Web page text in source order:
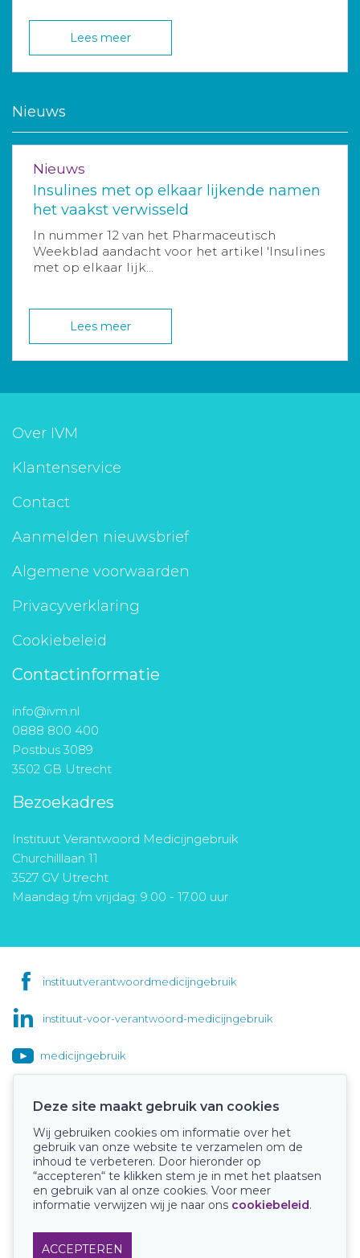
Lees meer
Nieuws
Nieuws
Insulines met op elkaar lijkende namen
het vaakst verwisseld
In nummer 12 van het Pharmaceutisch
Weekblad aandacht voor het artikel 'Insulines
met op elkaar lijk...
Lees meer
Over IVM
Klantenservice
Contact
Aanmelden nieuwsbrief
Algemene voorwaarden
Privacyverklaring
Cookiebeleid
Contactinformatie
info@ivm.nl
0888 800 400
Postbus 3089
3502 GB Utrecht
Bezoekadres
Instituut Verantwoord Medicijngebruik
Churchilllaan 11
3527 GV Utrecht
Maandag t/m vrijdag: 9.00 - 17.00 uur
instituutverantwoordmedicijngebruik
instituut-voor-verantwoord-medicijngebruik
medicijngebruik
Onze keurmerken
Deze site maakt gebruik van cookies
Wij gebruiken cookies om informatie over het
gebruik van onze website te verzamelen om de
inhoud te verbeteren. Door hieronder op
“accepteren“ te klikken stem je in met het plaatsen
en gebruik van al onze cookies. Voor meer
informatie verwijzen wij je naar ons cookiebeleid.
ACCEPTEREN